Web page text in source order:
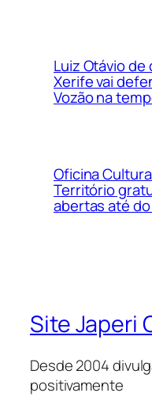
Luiz Otávio de
Xerife vai
Vozão na
Oficina
Território
abertas até
Site Japeri
Desde 2004
positivamente